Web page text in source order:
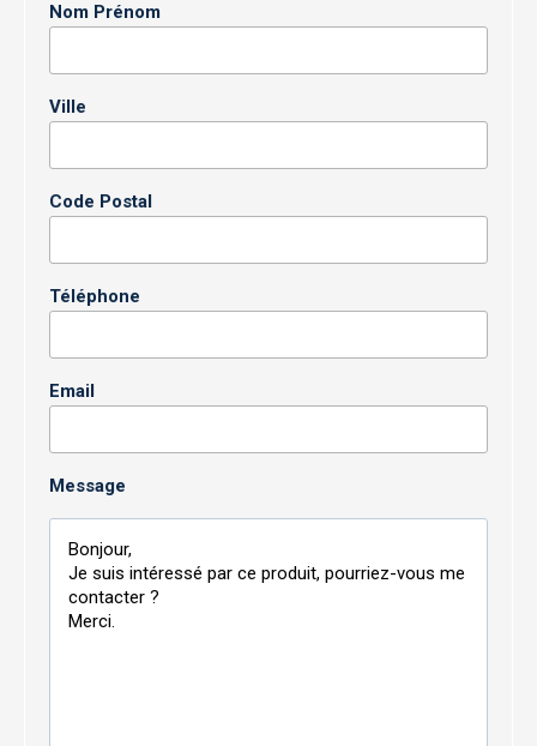
Nom Prénom
Ville
Code Postal
Téléphone
Email
Message